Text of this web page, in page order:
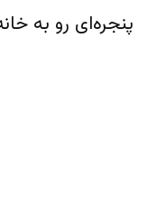
پنجره‌ای رو به